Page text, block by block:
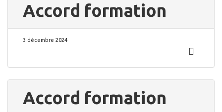
Accord formation
3 décembre 2024
Accord formation